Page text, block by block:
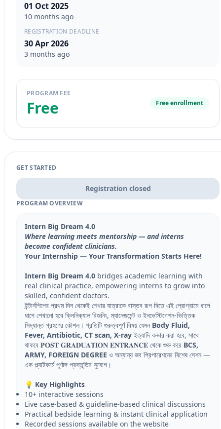
01 Oct 2025
10 months ago
REGISTRATION DEADLINE
30 Apr 2026
3 months ago
PROGRAM FEE
Free Free enrollment
GET STARTED
Registration closed
PROGRAM OVERVIEW
Intern Big Dream 4.0
Where learning meets mentorship — and interns
become confident clinicians.
Your Internship — Your Transformation Starts Here!
Intern Big Dream 4.0 bridges academic learning with
real clinical practice, empowering interns to grow into
skilled, confident doctors.
ইন্টার্নশিপের প্রথম দিন থেকেই শেখার যাত্রাকে বাস্তব রূপ দিতে এই প্রোগ্রামে ধাপে
ধাপে শেখানো হবে ক্লিনিক্যাল রিজনিং, ম্যানেজমেন্ট ও ইনভেস্টিগেশন-ভিত্তিক
সিদ্ধান্ত গ্রহণের কৌশল। প্রতিটি গুরুত্বপূর্ণ বিষয় যেমন Body Fluid,
Fever, Antibiotic, CT scan, X-ray ইত্যাদি কভার করা হবে, সাথে
থাকবে 𝐏𝐎𝐒𝐓 𝐆𝐑𝐀𝐃𝐔𝐀𝐓𝐈𝐎𝐍 𝐄𝐍𝐓𝐑𝐀𝐍𝐂𝐄 থেকে শুরু করে BCS,
ARMY, FOREIGN DEGREE ও অন্যান্য জব প্রিপারেশনের বিশেষ সেশন —
এক প্ল্যাটফর্মে পূর্ণাঙ্গ প্রস্তুতির সুযোগ।
💡 Key Highlights
10+ interactive sessions
Live case-based & guideline-based clinical discussions
Practical bedside learning & instant clinical application
Recorded sessions available on the website